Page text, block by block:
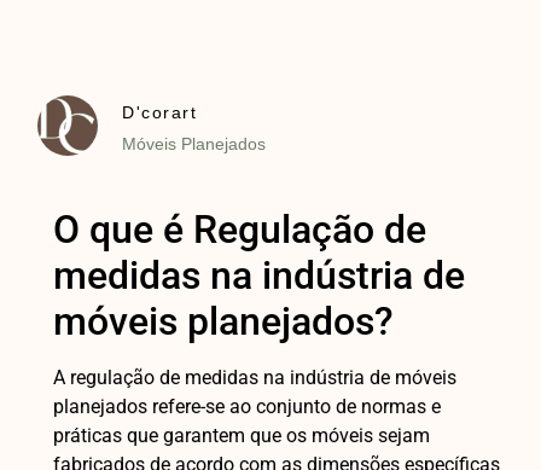
D'corart
Móveis Planejados
O que é Regulação de
medidas na indústria de
móveis planejados?
A regulação de medidas na indústria de móveis
planejados refere-se ao conjunto de normas e
práticas que garantem que os móveis sejam
fabricados de acordo com as dimensões específicas